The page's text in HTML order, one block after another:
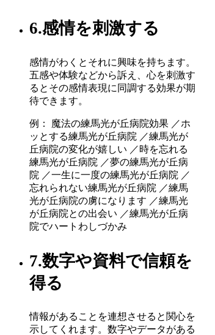
6.感情を刺激する
感情がわくとそれに興味を持ちます。
五感や体験などから訴え、心を刺激す
るとその感情表現に同調する効果が期
待できます。
例： 魔法の練馬光が丘病院効果 ／ホ
ッとする練馬光が丘病院 ／練馬光が
丘病院の変化が嬉しい ／時を忘れる
練馬光が丘病院 ／夢の練馬光が丘病
院 ／一生に一度の練馬光が丘病院 ／
忘れられない練馬光が丘病院 ／練馬
光が丘病院の虜になります ／練馬光
が丘病院との出会い ／練馬光が丘病
院でハートわしづかみ
7.数字や資料で信頼を
得る
情報があることを連想させると関心を
示してくれます。数字やデータがある